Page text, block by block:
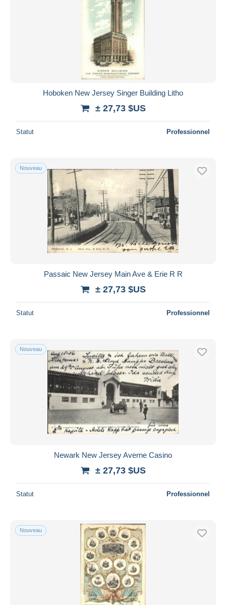
Hoboken New Jersey Singer Building Litho
± 27,73 $US
Statut Professionnel
Nouveau
Passaic New Jersey Main Ave & Erie R R
± 27,73 $US
Statut Professionnel
Nouveau
Newark New Jersey Averne Casino
± 27,73 $US
Statut Professionnel
Nouveau